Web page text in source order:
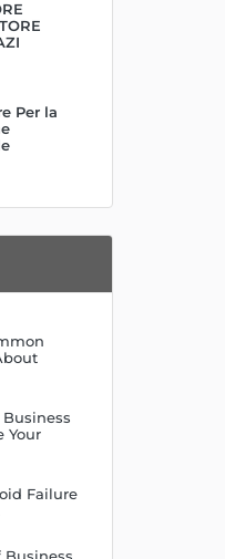
Per la
Business
Your
Failure